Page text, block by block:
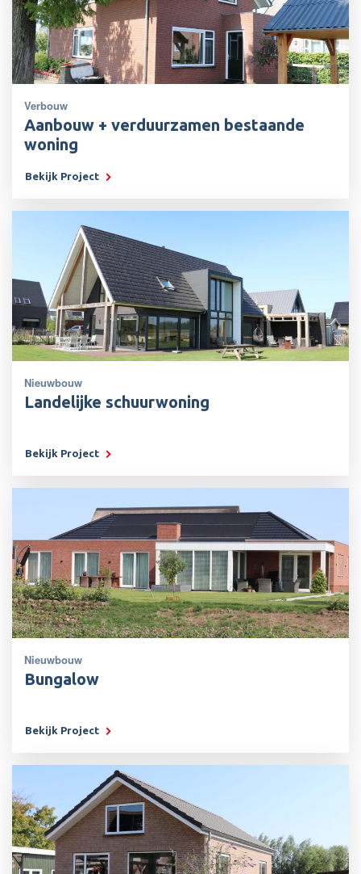
Verbouw
Aanbouw + verduurzamen bestaande
woning
Bekijk Project
Nieuwbouw
Landelijke schuurwoning
Bekijk Project
Nieuwbouw
Bungalow
Bekijk Project